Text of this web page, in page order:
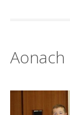
Aonach